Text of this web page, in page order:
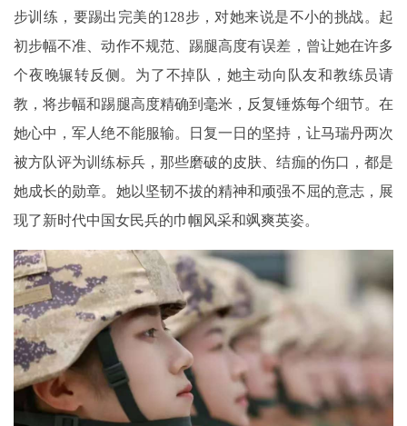
步训练，要踢出完美的128步，对她来说是不小的挑战。起
初步幅不准、动作不规范、踢腿高度有误差，曾让她在许多
个夜晚辗转反侧。为了不掉队，她主动向队友和教练员请
教，将步幅和踢腿高度精确到毫米，反复锤炼每个细节。在
她心中，军人绝不能服输。日复一日的坚持，让马瑞丹两次
被方队评为训练标兵，那些磨破的皮肤、结痂的伤口，都是
她成长的勋章。她以坚韧不拔的精神和顽强不屈的意志，展
现了新时代中国女民兵的巾帼风采和飒爽英姿。